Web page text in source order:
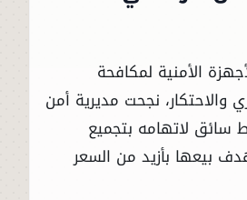
الأمنية لمكافحة
والاحتكار، نجحت مديرية أمن
لاتهامه بتجميع
بيعها بأزيد من السعر